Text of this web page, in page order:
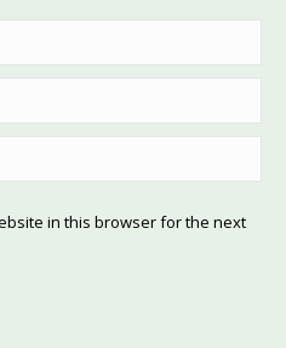
in this browser for the next